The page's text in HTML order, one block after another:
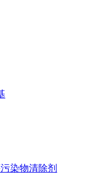
染物清除剂